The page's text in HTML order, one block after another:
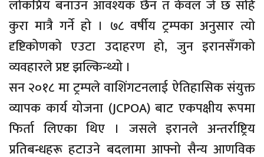
लोकप्रिय बनाउन आवश्यक छैन त केवल जे छ सहि
कुरा मात्रै गर्ने हो । ७८ वर्षीय ट्रम्पका अनुसार त्यो
दृष्टिकोणको एउटा उदाहरण हो, जुन इरानसँगको
व्यवहारले प्रष्ट झल्किन्थ्यो ।
सन २०१८ मा ट्रम्पले वाशिंगटनलाई ऐतिहासिक संयुक्त
व्यापक कार्य योजना (JCPOA) बाट एकपक्षीय रूपमा
फिर्ता लिएका थिए । जसले इरानले अन्तर्राष्ट्रिय
प्रतिबन्धहरू हटाउने बदलामा आफ्नो सैन्य आणविक